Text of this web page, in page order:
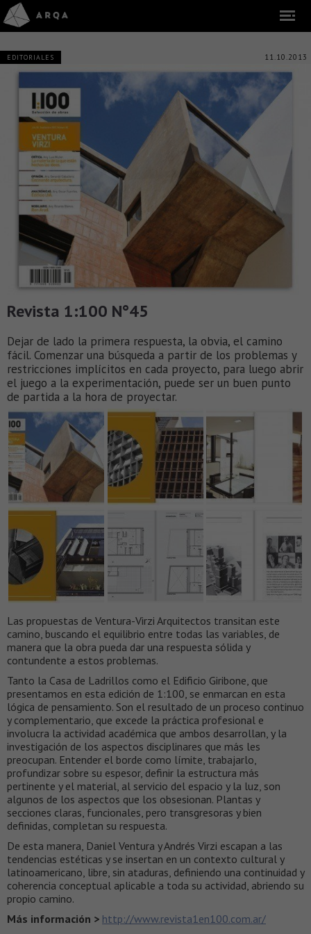
EDITORIALES 11.10.2013
Revista 1:100 N°45
Dejar de lado la primera respuesta, la obvia, el camino
fácil. Comenzar una búsqueda a partir de los problemas y
restricciones implícitos en cada proyecto, para luego abrir
el juego a la experimentación, puede ser un buen punto
de partida a la hora de proyectar.
Las propuestas de Ventura-Virzi Arquitectos transitan este
camino, buscando el equilibrio entre todas las variables, de
manera que la obra pueda dar una respuesta sólida y
contundente a estos problemas.
Tanto la Casa de Ladrillos como el Edificio Giribone, que
presentamos en esta edición de 1:100, se enmarcan en esta
lógica de pensamiento. Son el resultado de un proceso continuo
y complementario, que excede la práctica profesional e
involucra la actividad académica que ambos desarrollan, y la
investigación de los aspectos disciplinares que más les
preocupan. Entender el borde como límite, trabajarlo,
profundizar sobre su espesor, definir la estructura más
pertinente y el material, al servicio del espacio y la luz, son
algunos de los aspectos que los obsesionan. Plantas y
secciones claras, funcionales, pero transgresoras y bien
definidas, completan su respuesta.
De esta manera, Daniel Ventura y Andrés Virzi escapan a las
tendencias estéticas y se insertan en un contexto cultural y
latinoamericano, libre, sin ataduras, definiendo una continuidad y
coherencia conceptual aplicable a toda su actividad, abriendo su
propio camino.
Más información > http://www.revista1en100.com.ar/